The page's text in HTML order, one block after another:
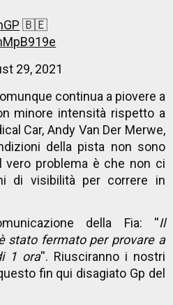
🇧🇪
29, 2021
continua a piovere a
minore intensità rispetto a
Car, Andy Van Der Merwe,
della pista non sono
vero problema è che non ci
di visibilità per correre in
della Fia: ''Il
stato fermato per provare a
1 ora''. Riusciranno i nostri
fin qui disagiato Gp del